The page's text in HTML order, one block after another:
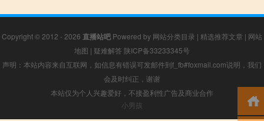
Copyright © 2012 - 2026 直播站吧 Powered by 网站分类目录 | 精选推荐文章 | 网站
地图 | 疑难解答 陕ICP备33233345号
声明：本站内容来自互联网，如信息有错误可发邮件到f_fb#foxmail.com说明，我们
会及时纠正，谢谢
本站仅为个人兴趣爱好，不接盈利性广告及商业合作
小男孩